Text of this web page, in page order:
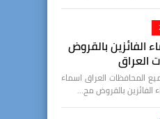
الفائزين بالقروض
العراق
المحافظات العراق اسماء
الفائزين بالقروض مح…